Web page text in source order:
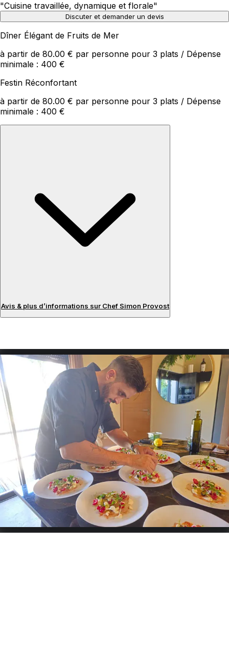
"Cuisine travaillée, dynamique et florale"
Discuter et demander un devis
Dîner Élégant de Fruits de Mer
à partir de 80.00 € par personne pour 3 plats / Dépense
minimale : 400 €
Festin Réconfortant
à partir de 80.00 € par personne pour 3 plats / Dépense
minimale : 400 €
Avis & plus d’informations sur Chef Simon Provost
À propos du chef
Diplômé de l’école Ferrandi Paris après 5 années d’études,
j’ai eu l’opportunité d’apprendre la haute gastronomie
française et d’être formé auprès de chefs de restaurant 2
étoiles dans le sud de la France et à Paris. Je propose une
cuisine végétale axée sur les légumes que j’aime
particulièrement travailler sous toutes leurs formes, tout
en y associant des herbes et aromates qui vont venir
sublimer mes produits. Je cuisine les viandes et poissons
en basse température et sous vide. Cet ensemble me
permet de créer une cuisine légère, épurée et colorée.
Spécialités :
Francais
Services proposés